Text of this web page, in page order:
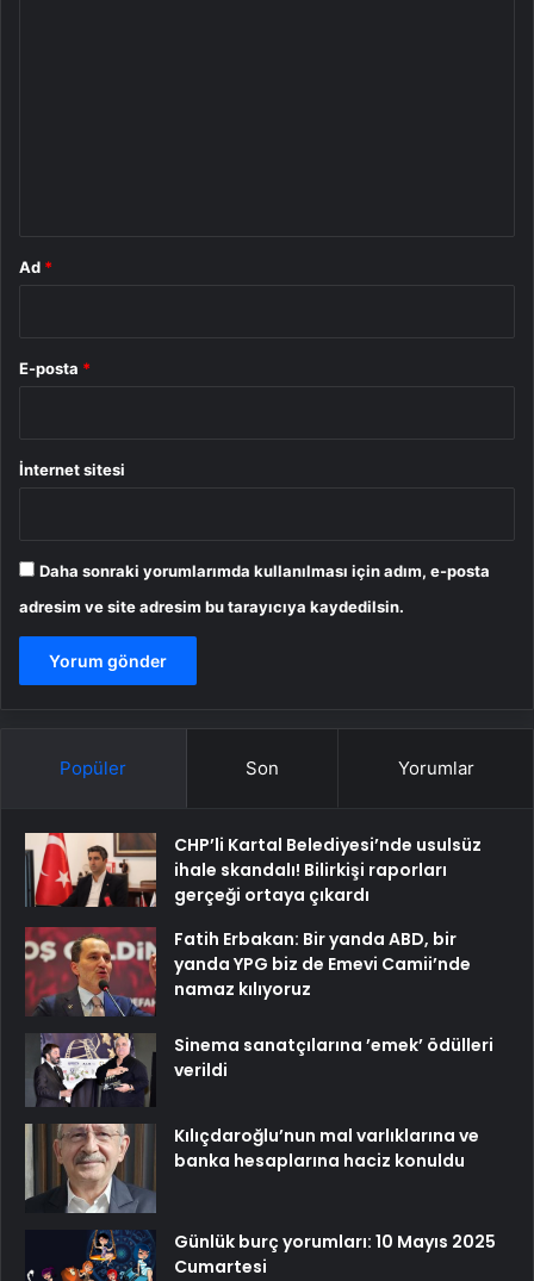
Ad *
E-posta *
İnternet sitesi
Daha sonraki yorumlarımda kullanılması için adım, e-posta
adresim ve site adresim bu tarayıcıya kaydedilsin.
Popüler Son Yorumlar
CHP’li Kartal Belediyesi’nde usulsüz
ihale skandalı! Bilirkişi raporları
gerçeği ortaya çıkardı
Fatih Erbakan: Bir yanda ABD, bir
yanda YPG biz de Emevi Camii’nde
namaz kılıyoruz
Sinema sanatçılarına ’emek’ ödülleri
verildi
Kılıçdaroğlu’nun mal varlıklarına ve
banka hesaplarına haciz konuldu
Günlük burç yorumları: 10 Mayıs 2025
Cumartesi